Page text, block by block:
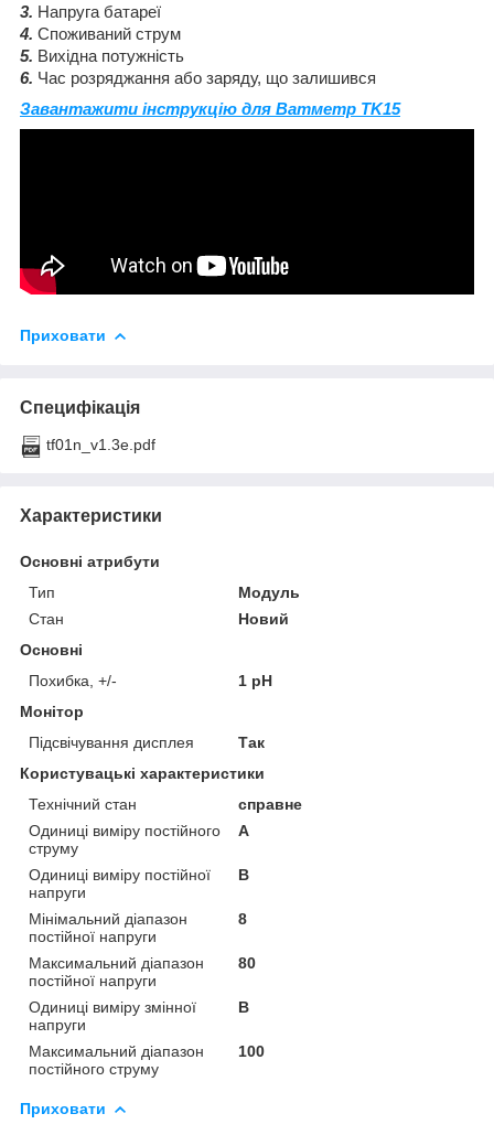
3. Напруга батареї
4. Споживаний струм
5. Вихідна потужність
6. Час розряджання або заряду, що залишився
Завантажити інструкцію для Ватметр TK15
Приховати
Специфікація
tf01n_v1.3e.pdf
Характеристики
Основні атрибути
Тип
Модуль
Стан
Новий
Основні
Похибка, +/-
1 pH
Монітор
Підсвічування дисплея
Так
Користувацькі характеристики
Технічний стан
справне
Одиниці виміру постійного
струму
А
Одиниці виміру постійної
напруги
В
Мінімальний діапазон
постійної напруги
8
Максимальний діапазон
постійної напруги
80
Одиниці виміру змінної
напруги
В
Максимальний діапазон
постійного струму
100
Приховати